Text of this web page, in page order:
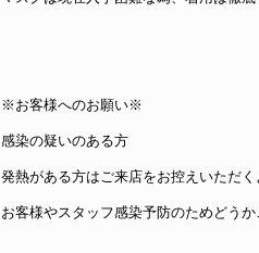
※お客様へのお願い※
感染の疑いのある方
発熱がある方はご来店をお控えいただく
お客様やスタッフ感染予防のためどう